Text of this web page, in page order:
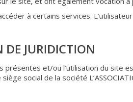
à certains services.
JURIDICTION
et/ou l’utilisation du site
social de la société